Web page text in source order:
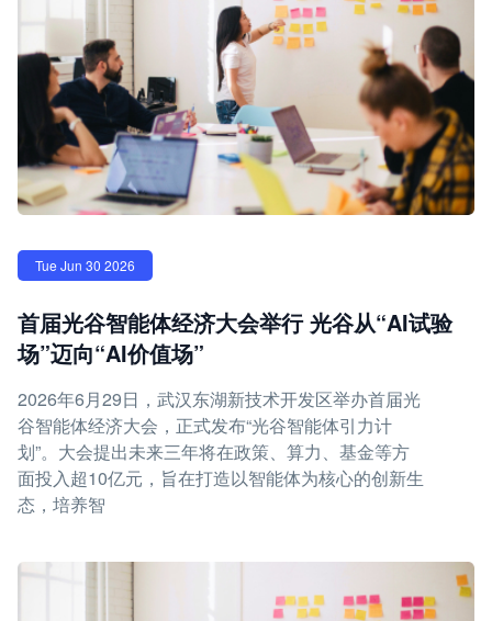
Tue Jun 30 2026
首届光谷智能体经济大会举行 光谷从“AI试验
场”迈向“AI价值场”
2026年6月29日，武汉东湖新技术开发区举办首届光
谷智能体经济大会，正式发布“光谷智能体引力计
划”。大会提出未来三年将在政策、算力、基金等方
面投入超10亿元，旨在打造以智能体为核心的创新生
态，培养智